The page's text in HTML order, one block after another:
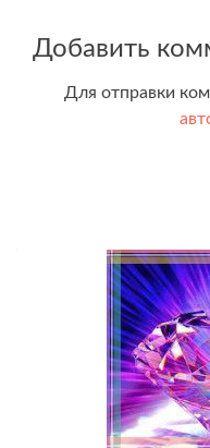
записям
Добавить
Для отправки